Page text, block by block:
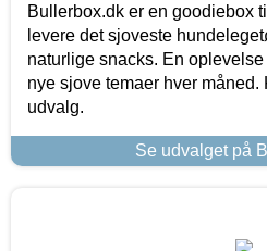
Bullerbox.dk er en goodiebox
levere det sjoveste
naturlige snacks. En
nye sjove temaer hver måned.
udvalg.
Se udvalget på